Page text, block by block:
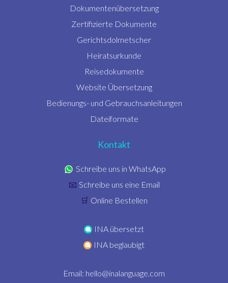
Dokumentenübersetzung
Zertifizierte Dokumente
Gerichtsdolmetscher
Heiratsurkunde
Reisedokumente
Website Übersetzung
Bedienungs- und Gebrauchsanleitungen
Dateiformate
Kontakt
Schreibe uns in WhatsApp
📧 Schreibe uns eine Email
🛒 Online Bestellen
INA übersetzt
INA beglaubigt
Email: hello@inalanguage.com